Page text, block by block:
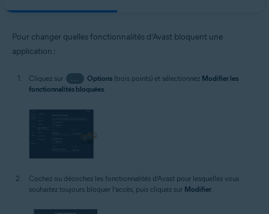
Pour changer quelles fonctionnalités d’Avast bloquent une
application :
Cliquez sur Options(trois points) et sélectionnez Modifier les
fonctionnalités bloquées
Cochez ou décochez les fonctionnalités d’Avast pour lesquelles vous
souhaitez toujours bloquer l’accès, puis cliquez sur Modifier